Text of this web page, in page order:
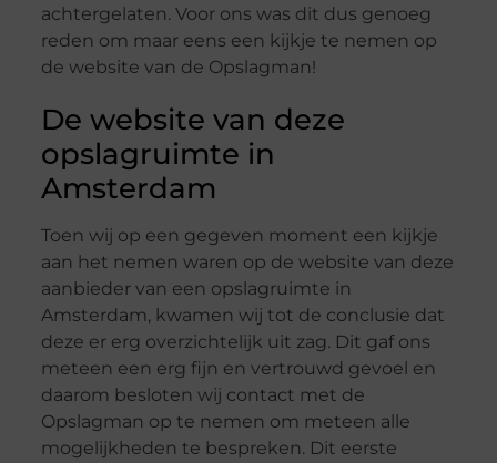
achtergelaten. Voor ons was dit dus genoeg
reden om maar eens een kijkje te nemen op
de website van de Opslagman!
De website van deze
opslagruimte in
Amsterdam
Toen wij op een gegeven moment een kijkje
aan het nemen waren op de website van deze
aanbieder van een opslagruimte in
Amsterdam, kwamen wij tot de conclusie dat
deze er erg overzichtelijk uit zag. Dit gaf ons
meteen een erg fijn en vertrouwd gevoel en
daarom besloten wij contact met de
Opslagman op te nemen om meteen alle
mogelijkheden te bespreken. Dit eerste